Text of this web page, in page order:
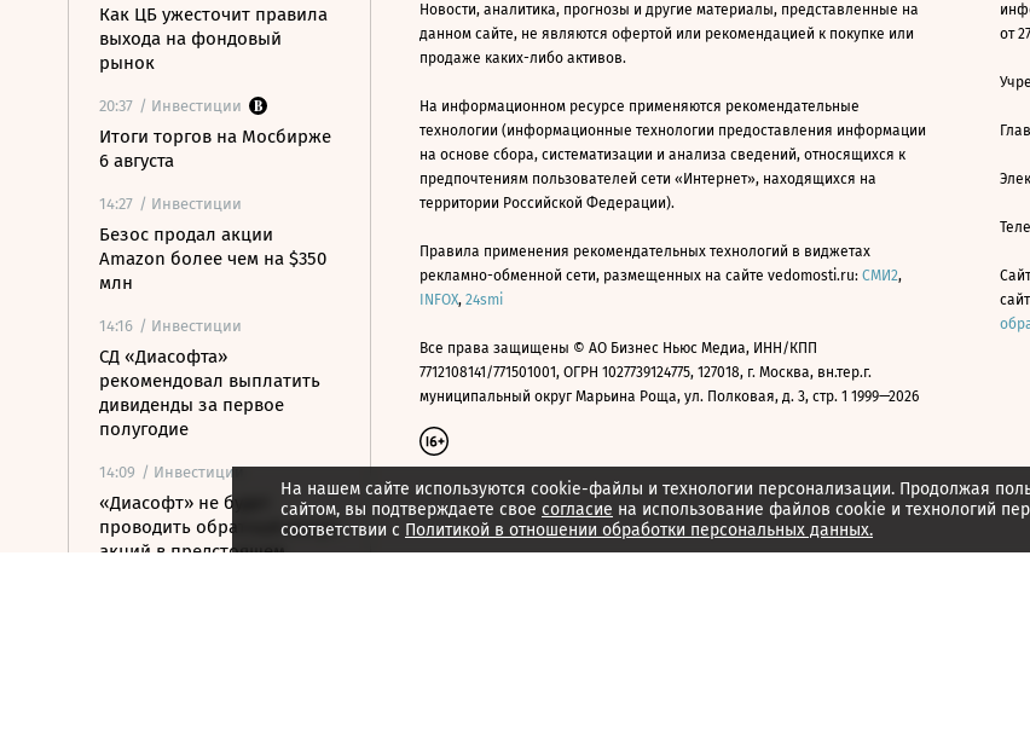
Как ЦБ ужесточит правила
выхода на фондовый
рынок
20:37 / Инвестиции
Итоги торгов на Мосбирже
6 августа
14:27 / Инвестиции
Безос продал акции
Amazon более чем на $350
млн
14:16 / Инвестиции
СД «Диасофта»
рекомендовал выплатить
дивиденды за первое
полугодие
14:09 / Инвестиции
«Диасофт» не будет
проводить обратный выкуп
акций в предстоящем
На нашем сайте используются cookie-файлы и технологии персонализации. Продолжая
сайтом, вы подтверждаете свое согласие на использование файлов cookie и технологий
соответствии с Политикой в отношении обработки персональных данных.
Новости, аналитика, прогнозы и другие материалы, представленные на
данном сайте, не являются офертой или рекомендацией к покупке или
продаже каких-либо активов.
На информационном ресурсе применяются рекомендательные
технологии (информационные технологии предоставления информации
на основе сбора, систематизации и анализа сведений, относящихся к
предпочтениям пользователей сети «Интернет», находящихся на
территории Российской Федерации).
Правила применения рекомендательных технологий в виджетах
рекламно-обменной сети, размещенных на сайте vedomosti.ru: СМИ2,
INFOX, 24smi
Все права защищены © АО Бизнес Ньюс Медиа, ИНН/КПП
7712108141/771501001, ОГРН 1027739124775, 127018, г. Москва, вн.тер.г.
муниципальный округ Марьина Роща, ул. Полковая, д. 3, стр. 1 1999—2026
от